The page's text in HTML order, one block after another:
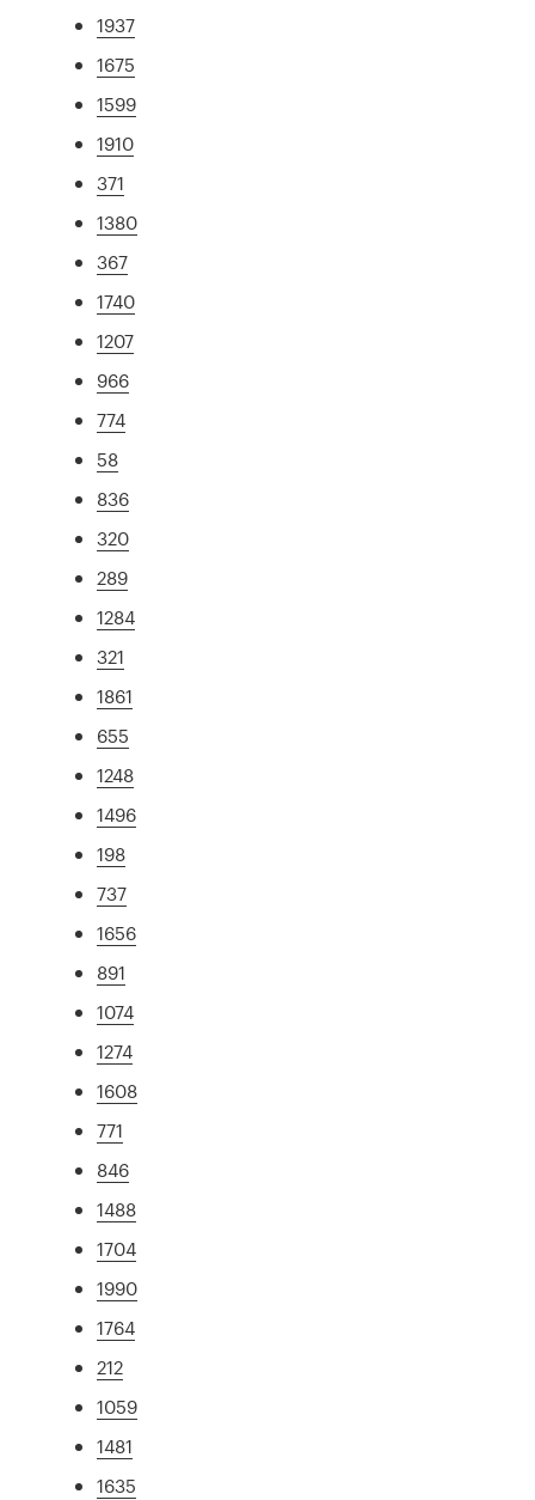
1937
1675
1599
1910
371
1380
367
1740
1207
966
774
58
836
320
289
1284
321
1861
655
1248
1496
198
737
1656
891
1074
1274
1608
771
846
1488
1704
1990
1764
212
1059
1481
1635